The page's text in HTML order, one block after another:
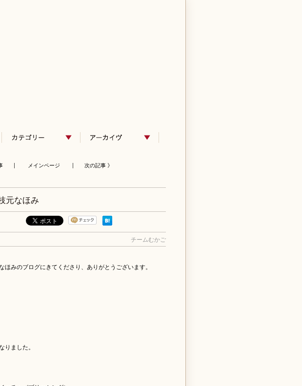
事 | メインページ | 次の記事 》
元なほみ
チームむかご
ほみのブログにきてくださり、ありがとうございます。
ました。